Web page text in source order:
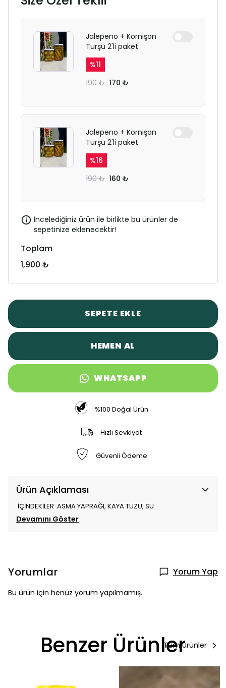
Jalepeno + Kornişon
Turşu 2'li paket
%11
190 ₺ 170 ₺
Jalepeno + Kornişon
Turşu 2'li paket
%16
190 ₺ 160 ₺
İncelediğiniz ürün ile birlikte bu ürünler de
sepetinize eklenecektir!
Toplam
1,900 ₺
SEPETE EKLE
HEMEN AL
WHATSAPP
%100 Doğal Ürün
Hızlı Sevkiyat
Güvenli Ödeme
Ürün Açıklaması
İÇİNDEKİLER :ASMA YAPRAĞI, KAYA TUZU, SU
Devamını Göster
Yorumlar Yorum Yap
Bu ürün için henüz yorum yapılmamış.
Benzer ÜrünlerTüm Ürünler